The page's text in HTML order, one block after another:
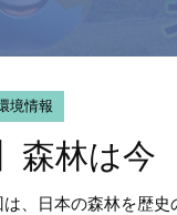
境情報
森林は今
、日本の森林を歴